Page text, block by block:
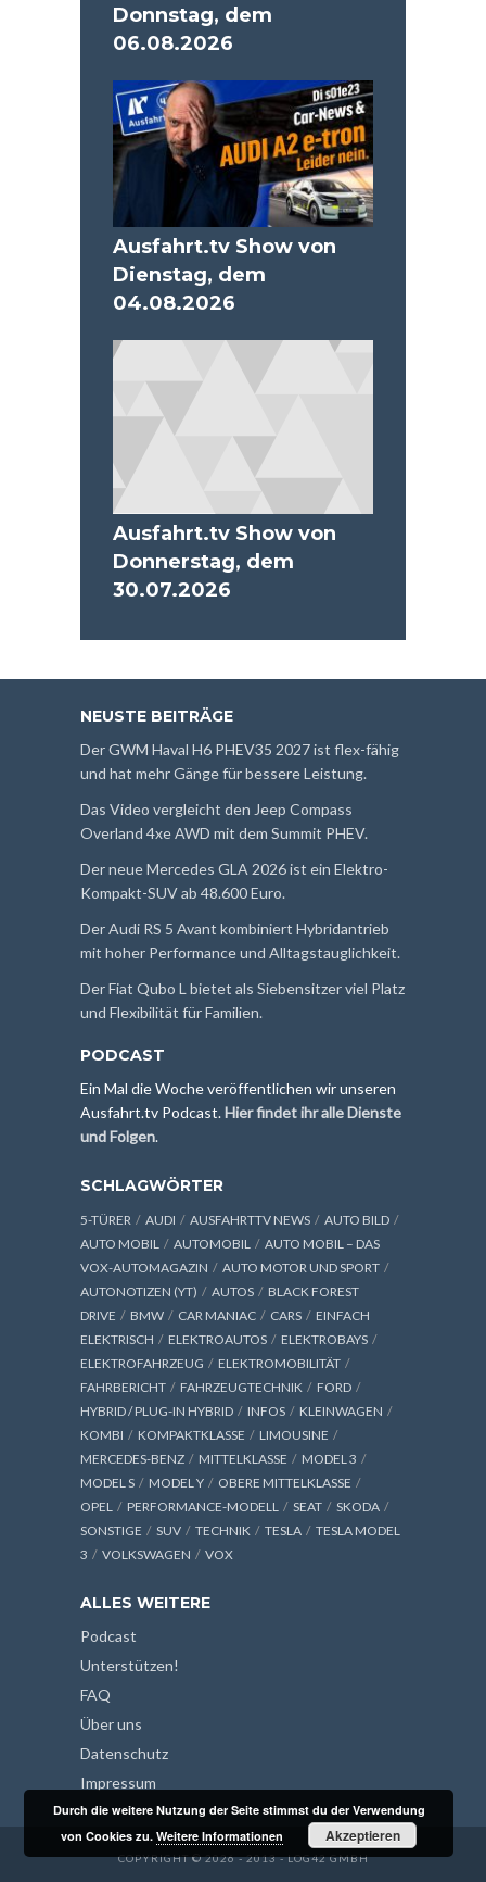
Donnstag, dem
06.08.2026
Ausfahrt.tv Show von
Dienstag, dem
04.08.2026
Ausfahrt.tv Show von
Donnerstag, dem
30.07.2026
NEUSTE BEITRÄGE
Der GWM Haval H6 PHEV35 2027 ist flex-fähig
und hat mehr Gänge für bessere Leistung.
Das Video vergleicht den Jeep Compass
Overland 4xe AWD mit dem Summit PHEV.
Der neue Mercedes GLA 2026 ist ein Elektro-
Kompakt-SUV ab 48.600 Euro.
Der Audi RS 5 Avant kombiniert Hybridantrieb
mit hoher Performance und Alltagstauglichkeit.
Der Fiat Qubo L bietet als Siebensitzer viel Platz
und Flexibilität für Familien.
PODCAST
Ein Mal die Woche veröffentlichen wir unseren
Ausfahrt.tv Podcast.Hier findet ihr alle Dienste
und Folgen.
SCHLAGWÖRTER
5-TÜRER AUDI AUSFAHRTTV NEWS
AUTO BILD
AUTO MOBIL
AUTOMOBIL
AUTO MOBIL – DAS
VOX-AUTOMAGAZIN
AUTO MOTOR UND SPORT
AUTONOTIZEN (YT)
AUTOS
BLACK FOREST
DRIVE
BMW CAR MANIAC CARS
EINFACH
ELEKTRISCH
ELEKTROAUTOS
ELEKTROBAYS
ELEKTROFAHRZEUG
ELEKTROMOBILITÄT
FAHRBERICHT
FAHRZEUGTECHNIK
FORD
HYBRID / PLUG-IN HYBRID
INFOS
KLEINWAGEN
KOMBI
KOMPAKTKLASSE
LIMOUSINE
MERCEDES-BENZ
MITTELKLASSE
MODEL 3
MODEL S
MODEL Y
OBERE MITTELKLASSE
OPEL
PERFORMANCE-MODELL SEAT
SKODA
SONSTIGE
SUV TECHNIK TESLA
TESLA MODEL
3
VOLKSWAGEN VOX
ALLES WEITERE
Podcast
Unterstützen!
FAQ
Über uns
Datenschutz
Impressum
COPYRIGHT © 2026 - 2013 - LOG42 GMBH
Durch die weitere Nutzung der Seite stimmst du der Verwendung
von Cookies zu.Weitere Informationen Akzeptieren